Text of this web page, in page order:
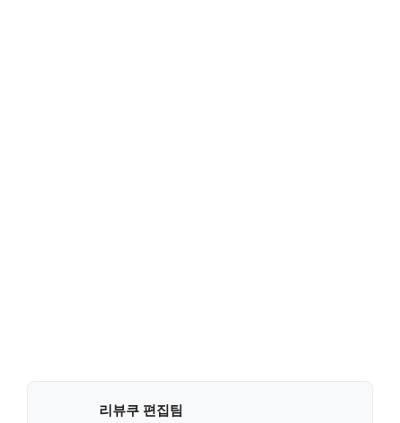
리뷰쿠 편집팀